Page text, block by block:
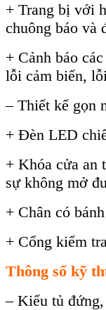
+ Trang bị với
chuông báo và
+ Cảnh báo
lỗi cảm biến,
– Thiết kế gọn
+ Đèn LED chi
+ Khóa cửa an
sự không mở
+ Chân có
+ Cổng kiểm
Thông số kỹ
– Kiểu tủ